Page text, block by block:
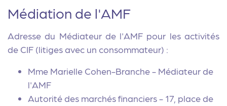
Médiation de l'AMF
Adresse du Médiateur de l'AMF pour les activités
de CIF (litiges avec un consommateur) :
Mme Marielle Cohen-Branche - Médiateur de
l'AMF
Autorité des marchés financiers - 17, place de